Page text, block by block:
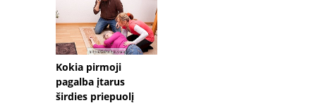
Kokia pirmoji
pagalba įtarus
širdies priepuolį